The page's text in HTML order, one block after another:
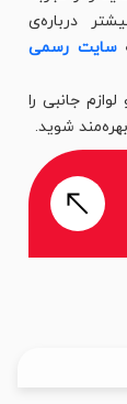
درباره‌ی
سایت رسمی
جانبی را
شوید.